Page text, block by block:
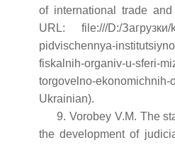
of international trade
URL: file:///D:/Загрузки/
pidvischennya-
fiskalnih-organiv-u-sferi-
torgovelno-
Ukrainian).
9. Vorobey V.M. The
the development of